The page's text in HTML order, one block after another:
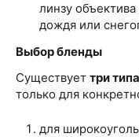
линзу
дождя или
Выбор бленды
Существует три
только для
для